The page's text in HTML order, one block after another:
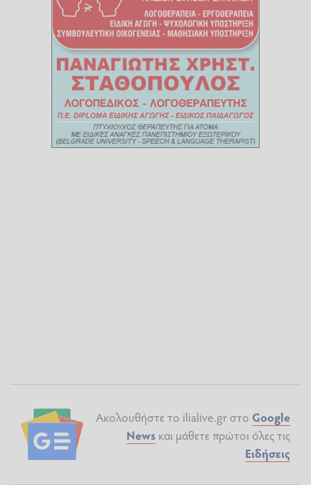
Ακολουθήστε το ilialive.gr στο Google
News και μάθετε πρώτοι όλες τις
Ειδήσεις